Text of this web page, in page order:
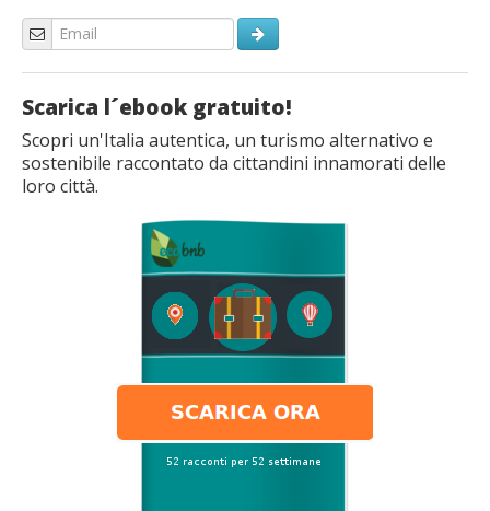
Scarica l´ebook gratuito!
Scopri un'Italia autentica, un turismo alternativo e
sostenibile raccontato da cittandini innamorati delle
loro città.